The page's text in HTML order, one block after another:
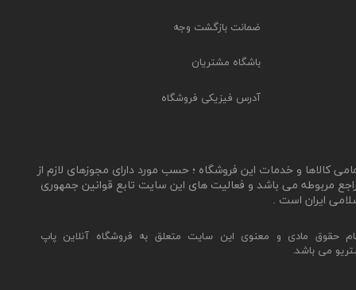
حقوق مادی و معنوی این سایت متعلق به فروشگاه آنلاین پاپ
می باشد.
ضمانت بازگشت وجه
باشگاه مشتریان
آدرس فیزیکی فروشگاه
کالاها و خدمات این فروشگاه ؛ حسب مورد دارای مجوزهای لازم از
مربوطه می باشد و فعالیت های این سایت تابع قوانین جمهوری
ایران است .